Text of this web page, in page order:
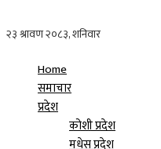
Home
समाचार
प्रदेश
कोशी प्रदेश
मधेस प्रदेश